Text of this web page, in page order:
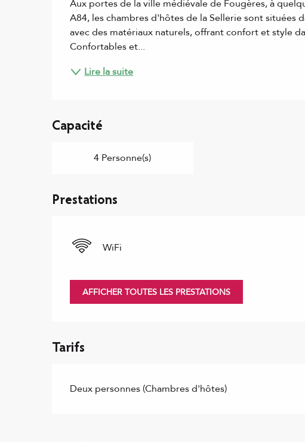
Aux portes de la ville médiévale de Fougères, à
A84, les chambres d'hôtes de la Sellerie sont situées
avec des matériaux naturels, offrant confort et style
Confortables et...
Lire la suite
Capacité
4 Personne(s)
Prestations
WiFi
AFFICHER TOUTES LES PRESTATIONS
Tarifs
Deux personnes (Chambres d'hôtes)